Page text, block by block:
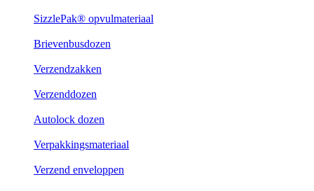
SizzlePak® opvulmateriaal
Brievenbusdozen
Verzendzakken
Verzenddozen
Autolock dozen
Verpakkingsmateriaal
Verzend enveloppen